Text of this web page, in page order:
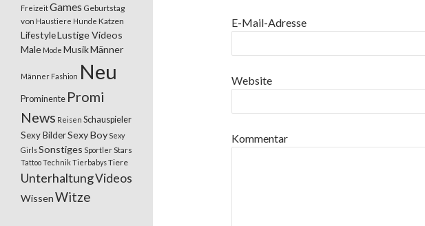
E-Mail-Adresse
Website
Kommentar
FreizeitGames Geburtstag
von Haustiere Hunde Katzen
LifestyleLustige Videos
Male Mode MusikMänner
Männer Fashion Neu
Prominente Promi
News Reisen Schauspieler
Sexy BilderSexy Boy Sexy
GirlsSonstiges SportlerStars
TattooTechnikTierbabysTiere
UnterhaltungVideos
WissenWitze